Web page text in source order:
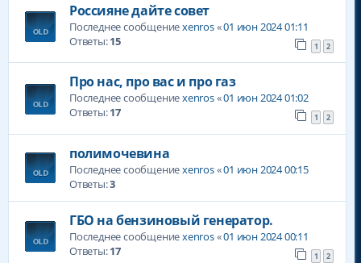
Россияне дайте совет
Последнее сообщениеxenros«01 июн 2024 01:11
Ответы:15 1 2
Про нас, про вас и про газ
Последнее сообщениеxenros«01 июн 2024 01:02
Ответы:17 1 2
полимочевина
Последнее сообщениеxenros«01 июн 2024 00:15
Ответы:3
ГБО на бензиновый генератор.
Последнее сообщениеxenros«01 июн 2024 00:11
Ответы:17 1 2